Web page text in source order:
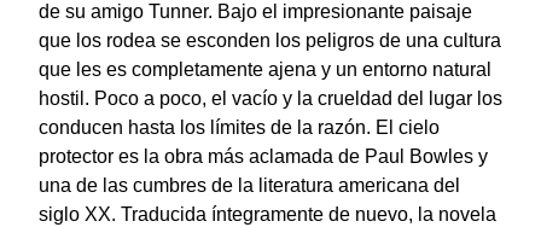
de su amigo Tunner. Bajo el impresionante paisaje
que los rodea se esconden los peligros de una cultura
que les es completamente ajena y un entorno natural
hostil. Poco a poco, el vacío y la crueldad del lugar los
conducen hasta los límites de la razón. El cielo
protector es la obra más aclamada de Paul Bowles y
una de las cumbres de la literatura americana del
siglo XX. Traducida íntegramente de nuevo, la novela